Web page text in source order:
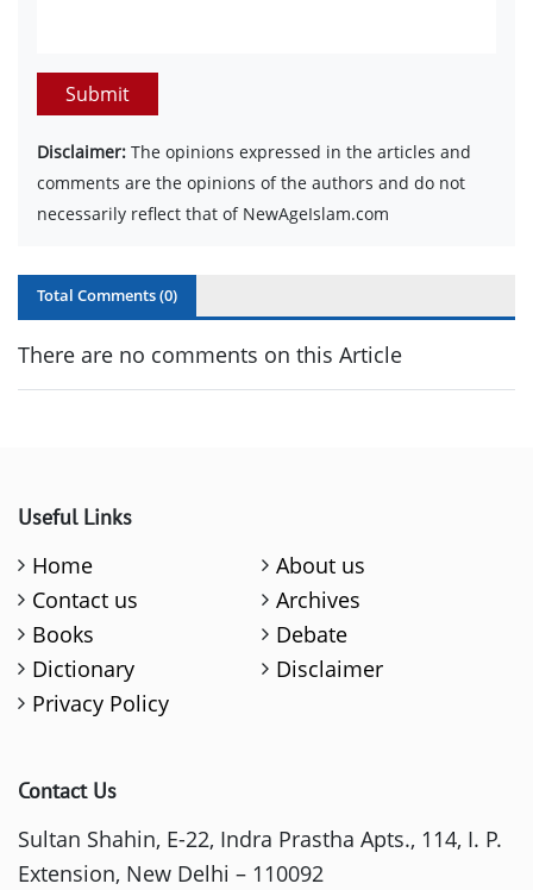
Submit
Disclaimer: The opinions expressed in the articles and
comments are the opinions of the authors and do not
necessarily reflect that of NewAgeIslam.com
Total Comments (0)
There are no comments on this Article
Useful Links
Home
About us
Contact us
Archives
Books
Debate
Dictionary
Disclaimer
Privacy Policy
Contact Us
Sultan Shahin, E-22, Indra Prastha Apts., 114, I. P.
Extension, New Delhi – 110092